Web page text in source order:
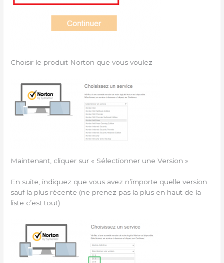
Choisir le produit Norton que vous voulez
Maintenant, cliquer sur « Sélectionner une Version »
En suite, indiquez que vous avez n’importe quelle version
sauf la plus récente (ne prenez pas la plus en haut de la
liste c’est tout)